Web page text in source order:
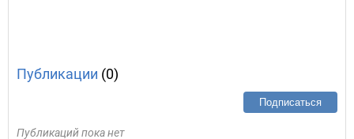
Публикации (0)
Подписаться
Публикаций пока нет